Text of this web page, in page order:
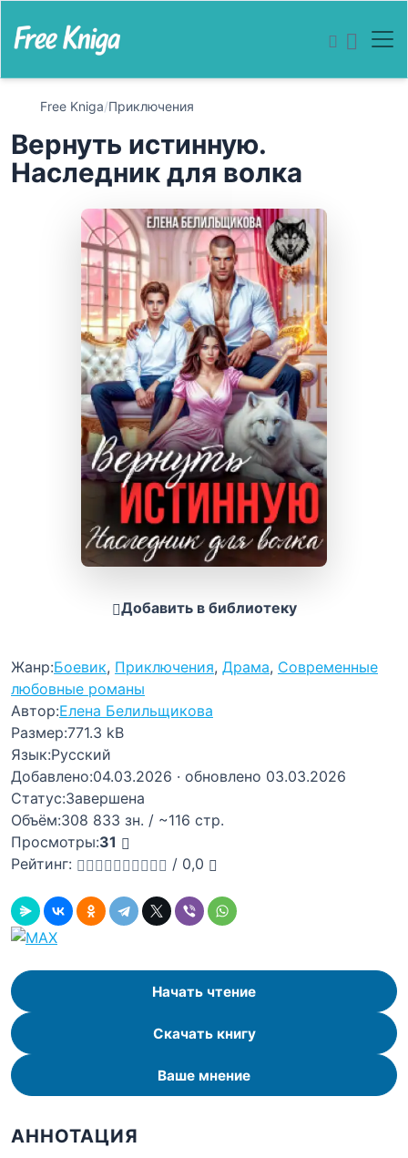
Free Kniga/Приключения
Вернуть истинную.
Наследник для волка
Добавить в библиотеку
Жанр:Боевик, Приключения, Драма, Современные
любовные романы
Автор:Елена Белильщикова
Размер:771.3 kB
Язык:Русский
Добавлено:04.03.2026 · обновлено 03.03.2026
Статус:Завершена
Объём:308 833 зн. / ~116 стр.
Просмотры:31
Рейтинг:
/ 0,0
Начать чтение
Скачать книгу
Ваше мнение
АННОТАЦИЯ